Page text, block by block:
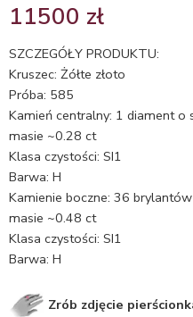
11500 zł
SZCZEGÓŁY PRODUKTU:
Kruszec: Żółte złoto
Próba: 585
Kamień centralny: 1 diament o
masie ~0.28 ct
Klasa czystości: SI1
Barwa: H
Kamienie boczne: 36
masie ~0.48 ct
Klasa czystości: SI1
Barwa: H
Zrób zdjęcie